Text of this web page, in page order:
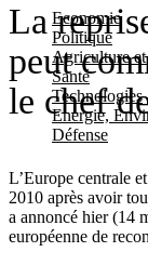
Economie
Politique
Agriculture
Santé
Technologies
Energie,
Défense
La
peut
le chef
L’Europe centrale
2010 après avoir
a annoncé hier (14
européenne de